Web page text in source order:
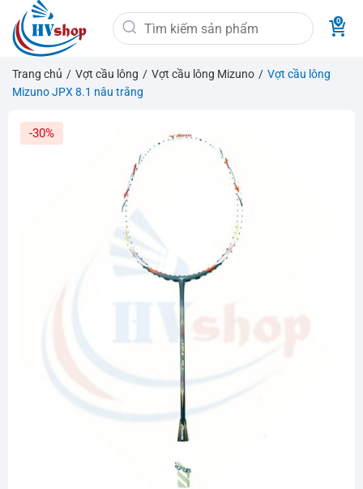
qua
nội
dung
Tìm
kiếm:
Trang chủ / Vợt cầu lông / Vợt cầu lông Mizuno / Vợt cầu lông
Mizuno JPX 8.1 nâu trắng
-30%